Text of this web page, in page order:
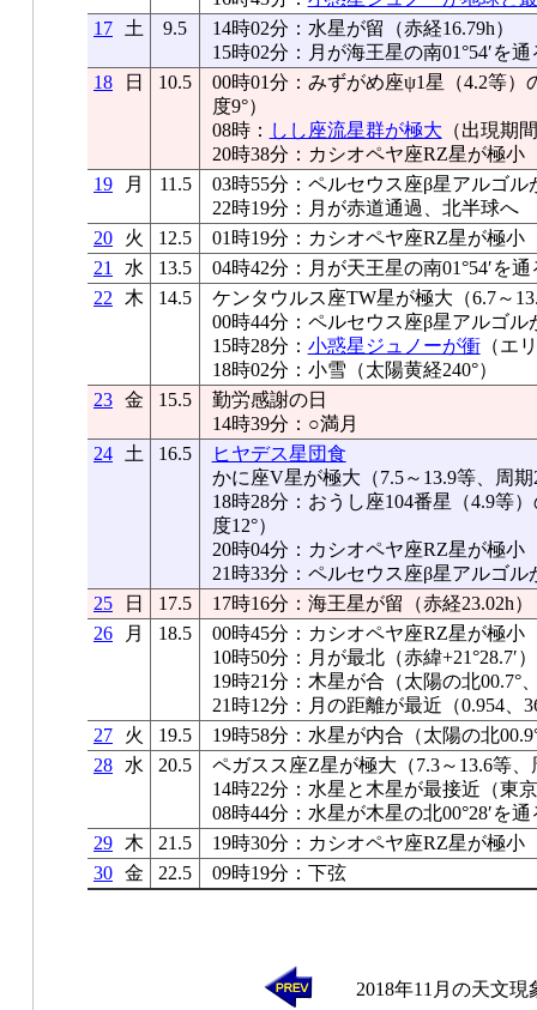
17
土 9.5
14時02分：水星が留（赤経16.79h）
15時02分：月が海王星の南01°54′を通
18
日 10.5
00時01分：みずがめ座ψ1星（4.2等
度9°）
08時： しし座流星群が極大 （出現期
20時38分：カシオペヤ座RZ星が極小
19
月 11.5
03時55分：ペルセウス座β星アルゴル
22時19分：月が赤道通過、北半球へ
20
火 12.5
01時19分：カシオペヤ座RZ星が極小
21
水 13.5
04時42分：月が天王星の南01°54′を通
22
木 14.5
ケンタウルス座TW星が極大（6.7～
00時44分：ペルセウス座β星アルゴル
15時28分： 小惑星ジュノーが衝（エ
18時02分：小雪（太陽黄経240°）
23 金 15.5
勤労感謝の日
14時39分：○満月
24
土 16.5
ヒヤデス星団食
かに座V星が極大（7.5～13.9等、周期
18時28分：おうし座104番星（4.9等
度12°）
20時04分：カシオペヤ座RZ星が極小
21時33分：ペルセウス座β星アルゴル
25
日 17.5
17時16分：海王星が留（赤経23.02h）
26
月 18.5
00時45分：カシオペヤ座RZ星が極小
10時50分：月が最北（赤緯+21°28.7′
19時21分：木星が合（太陽の北00.7°
21時12分：月の距離が最近（0.954、
27
火 19.5
19時58分：水星が内合（太陽の北
28
水 20.5
ペガスス座Z星が極大（7.3～13.6等、
14時22分：水星と木星が最接近（東京
08時44分：水星が木星の北00°28′を通
29
木 21.5
19時30分：カシオペヤ座RZ星が極小
30 金 22.5 09時19分：下弦
2018年11月の天文現